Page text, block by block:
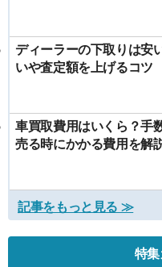
ディーラーの下取りは安
いや査定額を上げるコツ
車買取費用はいくら？手
売る時にかかる費用を解
記事をもっと見る ≫
特